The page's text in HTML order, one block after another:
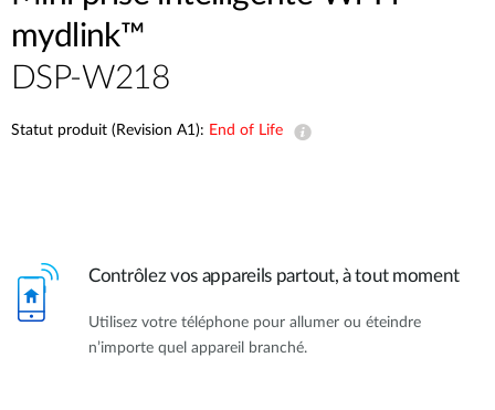
mydlink™
DSP-W218
Statut produit (Revision A1): End of Life
Contrôlez vos appareils partout, à tout moment
Utilisez votre téléphone pour allumer ou éteindre
n’importe quel appareil branché.